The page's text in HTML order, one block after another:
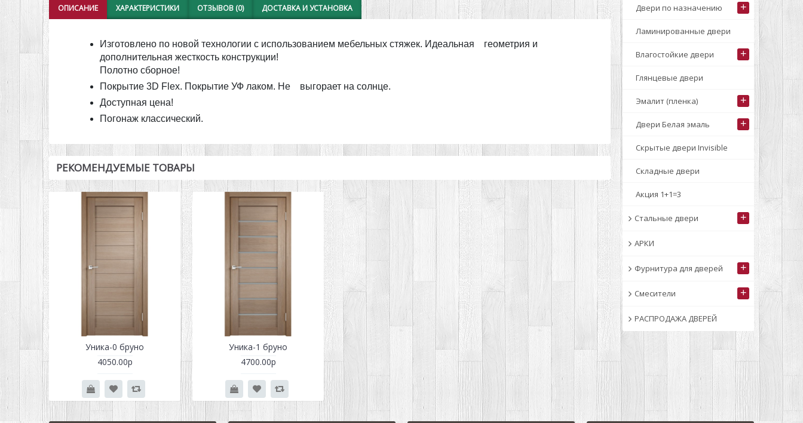
Двери по назначению +
Ламинированные двери
Влагостойкие двери +
Глянцевые двери
Эмалит (пленка) +
Двери Белая эмаль +
Скрытые двери Invisible
Складные двери
Акция 1+1=3
Стальные двери +
АРКИ
Фурнитура для дверей +
Смесители +
РАСПРОДАЖА ДВЕРЕЙ
ОПИСАНИЕ ХАРАКТЕРИСТИКИ ОТЗЫВОВ (0) ДОСТАВКА И УСТАНОВКА
Изготовлено по новой технологии с использованием мебельных стяжек. Идеальная геометрия и
дополнительная жесткость конструкции!
Полотно сборное!
Покрытие 3D Flex. Покрытие УФ лаком. Не выгорает на солнце.
Доступная цена!
Погонаж классический.
РЕКОМЕНДУЕМЫЕ ТОВАРЫ
Уника-0 бруно
4050.00р
Уника-1 бруно
4700.00р